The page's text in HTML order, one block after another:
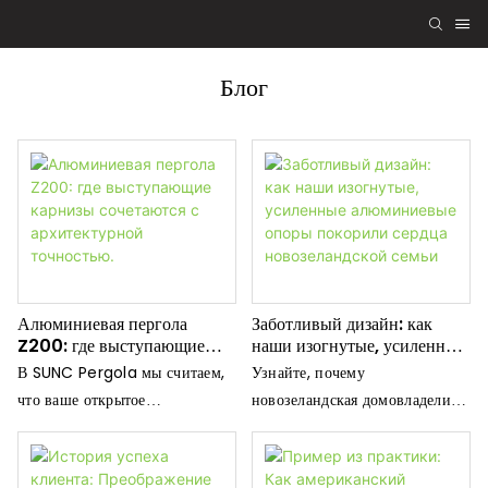
Блог
Алюминиевая пергола
Z200: где выступающие
карнизы сочетаются с
архитектурной точностью.
В SUNC Pergola мы считаем,
что ваше открытое
пространство должно быть
чем-то большим, чем просто
двор. Это должно быть место,
Заботливый дизайн: как
наши изогнутые, усиленные
алюминиевые опоры
покорили сердца
новозеландской семьи
Узнайте, почему
новозеландская домовладелица
выбрала наши изогнутые,
ударопрочные алюминиевые
опоры для перголы вместо